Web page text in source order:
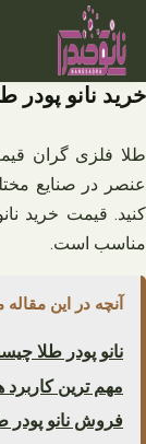
محتوا
خرید نانو پودر
طلا فلزی گران
عنصر در صنایع
کنید. قیمت خرید
مناسب است.
آنچه در این
نانو پودر طلا
مهم ترین کاربرد
فروش نانو پودر